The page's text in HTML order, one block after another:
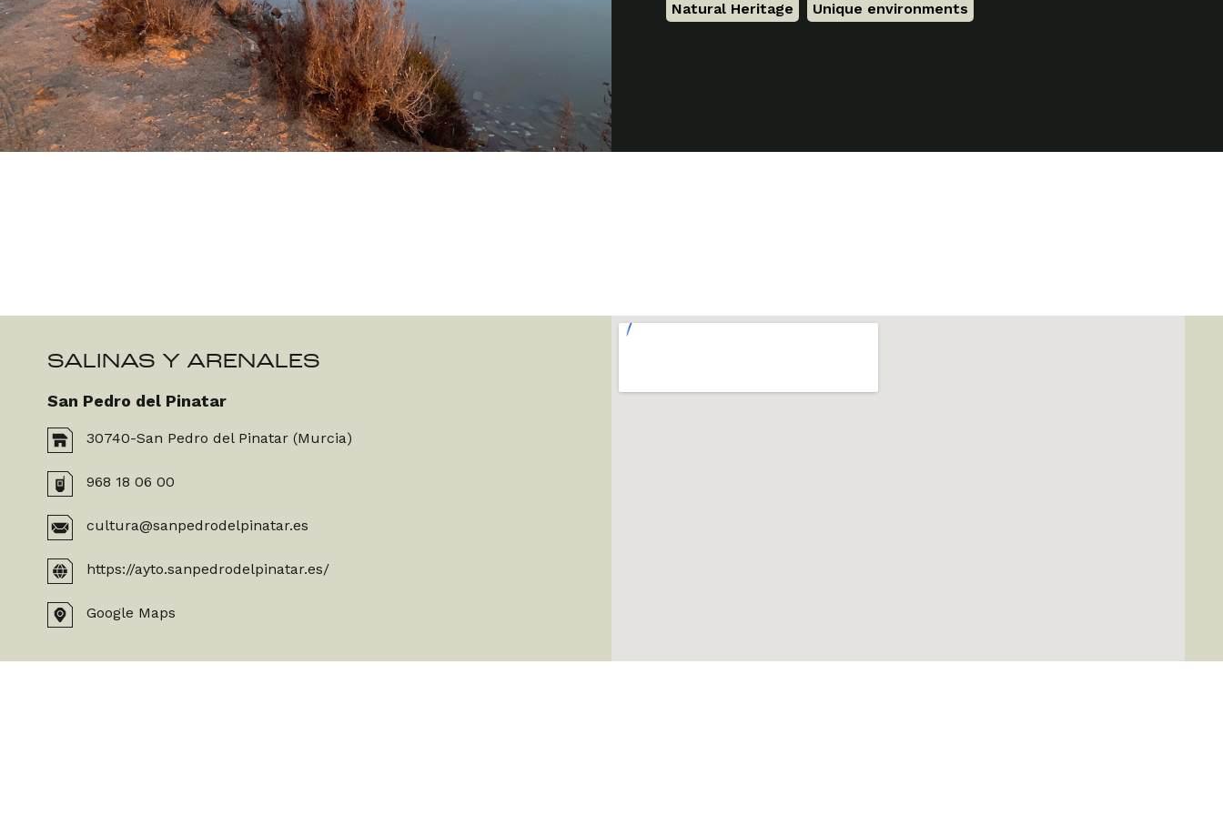
Natural Heritage Unique environments
SALINAS Y ARENALES
San Pedro del Pinatar
30740-San Pedro del Pinatar (Murcia)
968 18 06 00
cultura@sanpedrodelpinatar.es
https://ayto.sanpedrodelpinatar.es/
Google Maps